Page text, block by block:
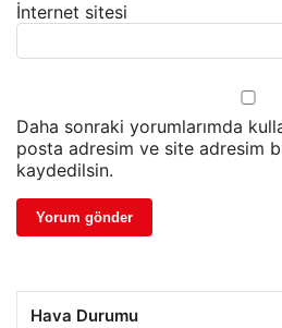
İnternet sitesi
Daha sonraki yorumlarımda
posta adresim ve site adresim
kaydedilsin.
Hava Durumu